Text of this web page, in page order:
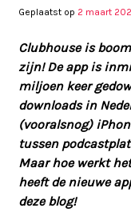
Geplaatst op 2 maart
Clubhouse is
zijn! De app is
miljoen keer
downloads in
(vooralsnog)
tussen
Maar hoe werkt
heeft de nieuwe
deze blog!